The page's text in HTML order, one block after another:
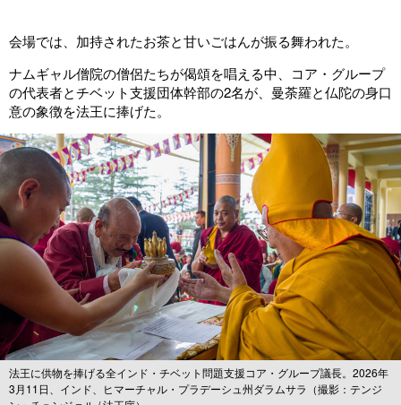
会場では、加持されたお茶と甘いごはんが振る舞われた。
ナムギャル僧院の僧侶たちが偈頌を唱える中、コア・グループ
の代表者とチベット支援団体幹部の2名が、曼荼羅と仏陀の身口
意の象徴を法王に捧げた。
法王に供物を捧げる全インド・チベット問題支援コア・グループ議長。2026年
3月11日、インド、ヒマーチャル・プラデーシュ州ダラムサラ（撮影：テンジ